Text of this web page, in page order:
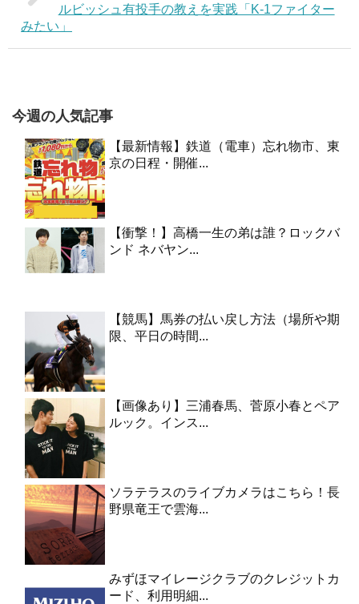
ルビッシュ有投手の教えを実践「K-1ファイター
みたい」
今週の人気記事
【最新情報】鉄道（電車）忘れ物市、東
京の日程・開催...
【衝撃！】高橋一生の弟は誰？ロックバ
ンド ネバヤン...
【競馬】馬券の払い戻し方法（場所や期
限、平日の時間...
【画像あり】三浦春馬、菅原小春とペア
ルック。インス...
ソラテラスのライブカメラはこちら！長
野県竜王で雲海...
みずほマイレージクラブのクレジットカ
ード、利用明細...